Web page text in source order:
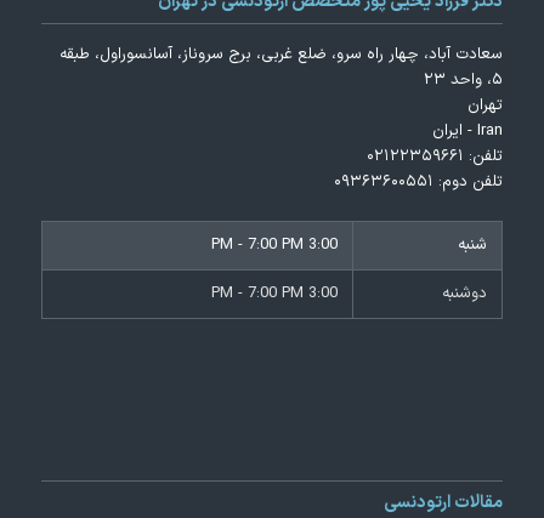
سعادت آباد، چهار راه سرو، ضلع غربی، برج سروناز، آسانسوراول، طبقه
۵، واحد ۲۳
تهران
Iran - ایران
تلفن: ۰۲۱۲۲۳۵۹۶۶۱
تلفن دوم: ۰۹۳۶۳۶۰۰۵۵۱
شنبه
3:00 PM - 7:00 PM
دوشنبه
3:00 PM - 7:00 PM
مقالات ارتودنسی